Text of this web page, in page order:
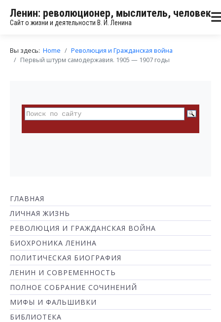
Ленин: революционер, мыслитель, человек
Сайт о жизни и деятельности В. И. Ленина
Вы здесь: Home
Революция и Гражданская война
Первый штурм самодержавия. 1905 — 1907 годы
ГЛАВНАЯ
ЛИЧНАЯ ЖИЗНЬ
РЕВОЛЮЦИЯ И ГРАЖДАНСКАЯ ВОЙНА
БИОХРОНИКА ЛЕНИНА
ПОЛИТИЧЕСКАЯ БИОГРАФИЯ
ЛЕНИН И СОВРЕМЕННОСТЬ
ПОЛНОЕ СОБРАНИЕ СОЧИНЕНИЙ
МИФЫ И ФАЛЬШИВКИ
БИБЛИОТЕКА